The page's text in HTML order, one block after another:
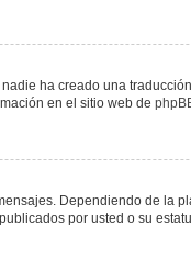
ha creado una
en el sitio web de
Dependiendo de la
por usted o su